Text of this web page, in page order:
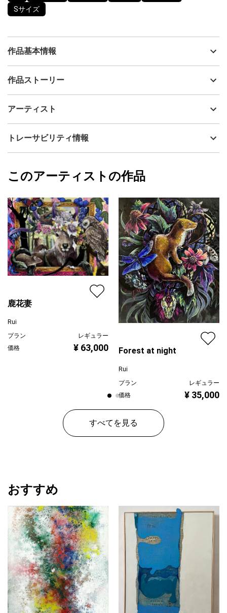
Sサイズ
作品基本情報
出品者
制作年
技法
アクリル
作品状態
目立った傷や汚れなし：よく見ないとわから
カラー
青
ブラック
ジャンル
花・植物
配送目安
二週間以内
作品ストーリー
花に集まった昆虫は、蚕、蛾、青峰、テントウムシ。
ださいませ。
※画面表面には保護用バーニッシュを塗布しておりますが、直射日
すのでお気をつけくださいませ。
アーティスト
Rui
フォローする
トレーサビリティ情報
Rui
このアーティストの作品
鹿花妻
Rui
プラン
レギュラー
価格
¥ 63,000 Forest at night
Rui
プラン
レギュラー
価格
¥ 35,000
すべてを見る
おすすめ